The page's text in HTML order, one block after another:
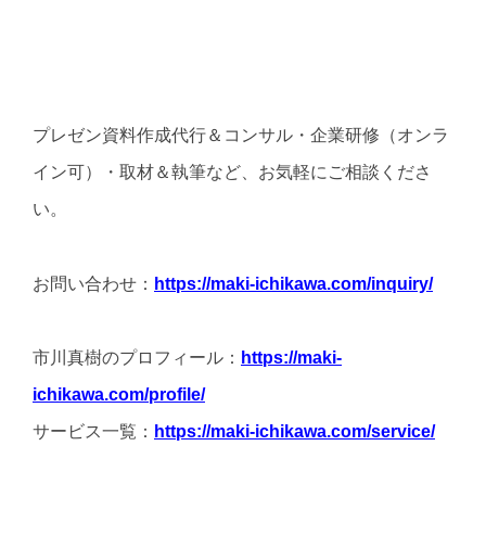
プレゼン資料作成代行＆コンサル・企業研修（オンラ
イン可）・取材＆執筆など、お気軽にご相談くださ
い。
お問い合わせ： https://maki-ichikawa.com/inquiry/
市川真樹のプロフィール： https://maki-
ichikawa.com/profile/
サービス一覧： https://maki-ichikawa.com/service/